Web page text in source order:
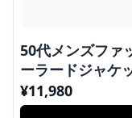
50代メンズファッション シンプ
ーラードジャケ
¥11,980